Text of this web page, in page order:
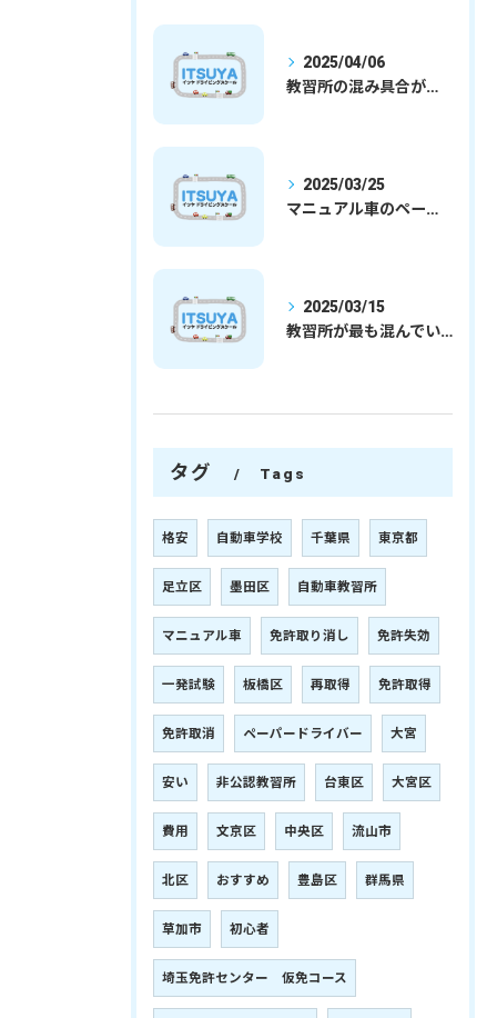
2025/04/06
教習所の混み具合が減ってきました
2025/03/25
マニュアル車のペーパードライバー
2025/03/15
教習所が最も混んでいる時期
タグ Tags
格安 自動車学校 千葉県 東京都
足立区 墨田区 自動車教習所
マニュアル車 免許取り消し 免許失効
一発試験 板橋区 再取得 免許取得
免許取消 ペーパードライバー 大宮
安い 非公認教習所 台東区 大宮区
費用 文京区 中央区 流山市
北区 おすすめ 豊島区 群馬県
草加市 初心者
埼玉免許センター 仮免コース